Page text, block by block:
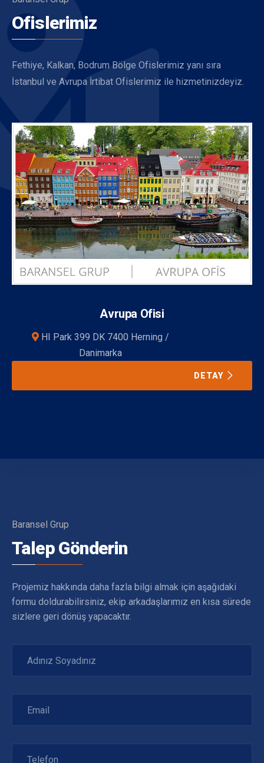
Ofislerimiz
Fethiye, Kalkan, Bodrum Bölge Ofislerimiz yanı sıra
İstanbul ve Avrupa İrtibat Ofislerimiz ile hizmetinizdeyiz.
Avrupa Ofisi
HI Park 399 DK 7400 Herning /
Danimarka
DETAY
Baransel Grup
Talep Gönderin
Projemiz hakkında daha fazla bilgi almak için aşağıdaki
formu doldurabilirsiniz, ekip arkadaşlarımız en kısa sürede
sizlere geri dönüş yapacaktır.